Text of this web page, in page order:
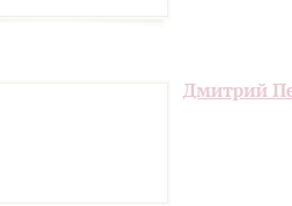
Дмитрий